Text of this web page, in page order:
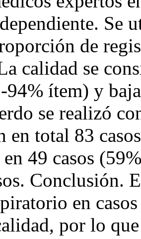
Se
de
calidad se
94% ítem) y
se realizó
en total 83
49 casos
Conclusión.
en
por lo